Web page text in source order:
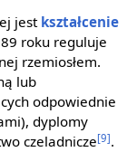
jest kształcenie
roku reguluje
rzemiosłem.
lub
odpowiednie
dyplomy
czeladnicze[9].